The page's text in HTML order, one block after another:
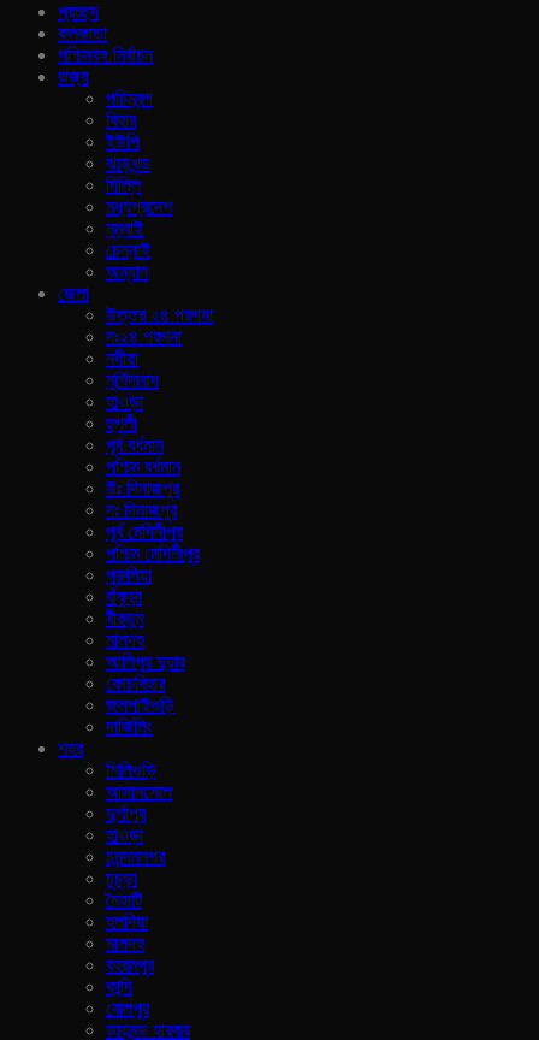
প্রচ্ছদ
কলকাতা
পশ্চিমবঙ্গ নির্বাচন
রাজ‍্য
পচিমবন্গ
বিহার
ইউপি
ঝাড়খন্ড
দিল্লি
মধ্যপ্রদেশ
মুম্বাই
চেন্নাই
অন্যান
জেলা
উত্তর ২৪ পরগনা
দঃ২৪ পরগনা
নদীয়া
মুর্শিদাবাদ
হাওড়া
হুগলী
পূর্ব বর্ধমান
পশ্চিম বর্ধমান
উঃ দিনাজপুর
দঃ দিনাজপুর
পূর্ব মেদিনীপুর
পশ্চিম মেদিনীপুর
পুরুলিয়া
বাঁকুড়া
বীরভুম
মালদহ
আলিপুর দুয়ার
কোচবিহার
জলপাইগুড়ি
দার্জিলিং
শহর
শিলিগুড়ি
আসানসোল
দুর্গাপুর
হাওড়া
চনন্দননগর
চুচুড়া
নৈহাটি
হলদিয়া
মালদহ
বহরমপুর
কান্দি
বোলপুর
ডায়মন্ড হারবার